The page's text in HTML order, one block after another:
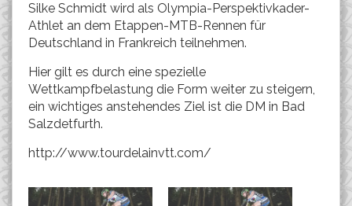
Silke Schmidt wird als Olympia-Perspektivkader-
Athlet an dem Etappen-MTB-Rennen für
Deutschland in Frankreich teilnehmen.
Hier gilt es durch eine spezielle
Wettkampfbelastung die Form weiter zu steigern,
ein wichtiges anstehendes Ziel ist die DM in Bad
Salzdetfurth.
http://www.tourdelainvtt.com/